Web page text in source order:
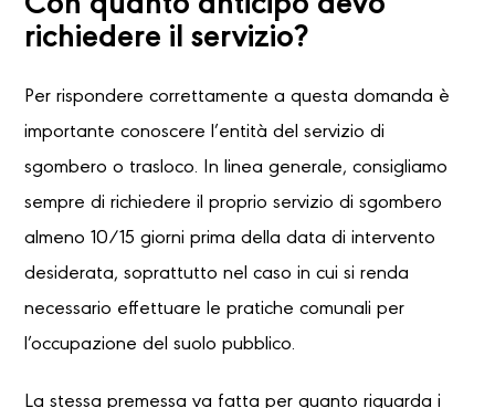
richiedere il servizio?
Per rispondere correttamente a questa domanda è
importante conoscere l’entità del servizio di
sgombero o trasloco. In linea generale, consigliamo
sempre di richiedere il proprio servizio di sgombero
almeno 10/15 giorni prima della data di intervento
desiderata, soprattutto nel caso in cui si renda
necessario effettuare le pratiche comunali per
l’occupazione del suolo pubblico.
La stessa premessa va fatta per quanto riguarda i